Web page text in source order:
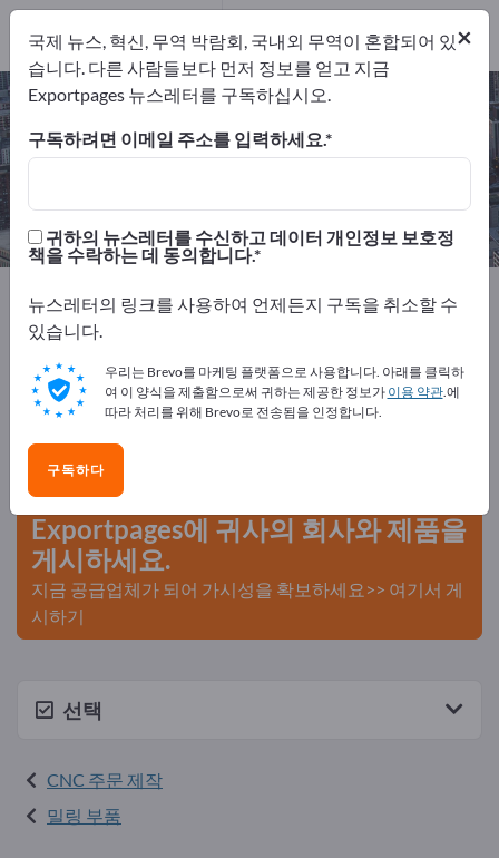
CNC 밀링 부품 – 제조업체 및 공급업
체 찾기
제조업체5
Exportpages 서비스업
CNC 주문 제작
CNC 밀링 부품
Exportpages에서 무료로 광고하세
요!
수요 – 공급 – 중고품 – 비즈니스 연락처 >> 여기서 시작
하세요
Exportpages에 귀사의 회사와 제품을
게시하세요.
지금 공급업체가 되어 가시성을 확보하세요>> 여기서 게
시하기
선택
CNC 주문 제작
밀링 부품
×
국제 뉴스, 혁신, 무역 박람회, 국내외 무역이 혼합되어 있
습니다. 다른 사람들보다 먼저 정보를 얻고 지금
Exportpages 뉴스레터를 구독하십시오.
구독하려면 이메일 주소를 입력하세요.
귀하의 뉴스레터를 수신하고 데이터 개인정보 보호정
책을 수락하는 데 동의합니다.
뉴스레터의 링크를 사용하여 언제든지 구독을 취소할 수
있습니다.
우리는 Brevo를 마케팅 플랫폼으로 사용합니다. 아래를 클릭하
여 이 양식을 제출함으로써 귀하는 제공한 정보가 이용 약관.에
따라 처리를 위해 Brevo로 전송됨을 인정합니다.
구독하다